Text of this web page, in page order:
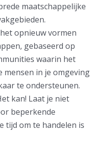
maatschappelijke
opnieuw vormen
gebaseerd op
waarin het
mensen in je omgeving
te ondersteunen.
kan! Laat je niet
beperkende
tijd om te handelen is